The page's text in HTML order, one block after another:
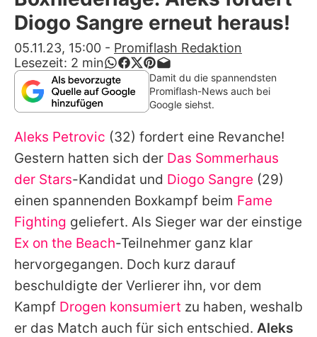
Alle Themen auf Promiflash
App runterladen
Team
Redaktionelle Richtlinien
Impressum
Datenschutzerklärung
Nutzungsbedingungen
Utiq verwalten
Diogo Sangre erneut heraus!
05.11.23, 15:00 - Promiflash Redaktion
Lesezeit: 2 min
Damit du die spannendsten
Promiflash-News auch bei
Google siehst.
Aleks Petrovic (32) fordert eine Revanche!
Gestern hatten sich der Das Sommerhaus
der Stars-Kandidat und Diogo Sangre (29)
einen spannenden Boxkampf beim Fame
Fighting geliefert. Als Sieger war der einstige
Ex on the Beach-Teilnehmer ganz klar
hervorgegangen. Doch kurz darauf
beschuldigte der Verlierer ihn, vor dem
Kampf Drogen konsumiert zu haben, weshalb
er das Match auch für sich entschied. Aleks